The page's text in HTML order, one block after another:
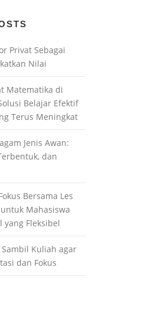
Privat Sebagai
Nilai
Matematika di
Belajar Efektif
Terus Meningkat
Jenis Awan:
dan
Bersama Les
Mahasiswa
yang Fleksibel
Kuliah agar
dan Fokus